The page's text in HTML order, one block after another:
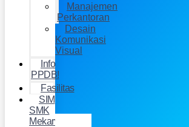
Manajemen
Perkantoran
Desain
Komunikasi
Visual
Info
PPDB!
Fasilitas
SIM
SMK
Mekarwangi